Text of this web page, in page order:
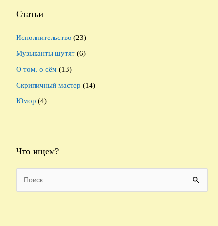
Статьи
Исполнительство (23)
Музыканты шутят (6)
О том, о сём (13)
Скрипичный мастер (14)
Юмор (4)
Что ищем?